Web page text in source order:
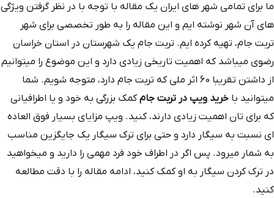
ما برای تمامی شهر های ایران یک مقاله با توجه با در نظر گرفتن ویژگی
های آن شهر نوشته ایم و این مقاله را به طور تخصصی برای شهر
تربت جام، تهیه کرده ایم. تربت جام یک شهرستان در استان خراسان
رضوی میباشد که اهمیت تاریخی زیادی دارد و این موضوع را میتوانیم
از داشتن تقریبا 60 اثر ملی که تربت جام دارد، متوجه شویم. شما
میتوانید با خرید ویپ در تربت جامکمک بزرگی به خود و یا اطرافیانی
که برای تان اهمیت زیادی دارند، کنید. ویپ مزایای بسیار فوق العاده
ای نسبت به سیگار دارد و حتی برای ترک سیگار یک جایگزین مناسب
به شمار میرود. پس اگر در اطراف خود فرد مهمی را دارید و میخواهید
در ترک کردن سیگار به او کمک کنید، ادامه مقاله را با دقت مطالعه
کنید.